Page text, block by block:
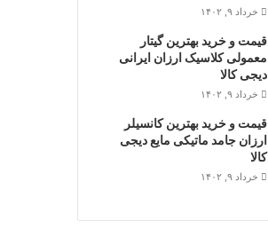
خرداد ۹, ۱۴۰۲
قیمت و خرید بهترین گیتار
معمولی کلاسیک ارزان ایرانی
دیجی کالا
خرداد ۹, ۱۴۰۲
قیمت و خرید بهترین کانسیلر
ارزان جامد ماتیکی مایع دیجی
کالا
خرداد ۹, ۱۴۰۲